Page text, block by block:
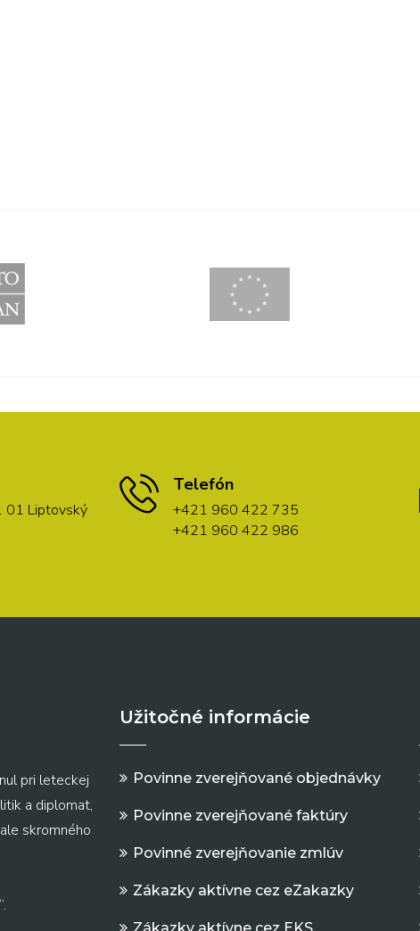
01 Liptovský
Telefón
+421 960 422 735
+421 960 422 986
pri leteckej
a diplomat,
skromného
Užitočné informácie
Povinne zverejňované objednávky
Povinne zverejňované faktúry
Povinné zverejňovanie zmlúv
Zákazky aktívne cez eZakazky
Zákazky aktívne cez EKS